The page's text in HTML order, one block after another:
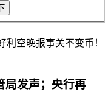
利空晚报事关不变币！
局发声；央行再